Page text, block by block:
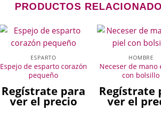
PRODUCTOS
ESPARTO
Espejo de esparto corazón
pequeño
Regístrate para
ver el precio
HOMBRE
Neceser de mano
con bolsillo
Regístrate
ver el